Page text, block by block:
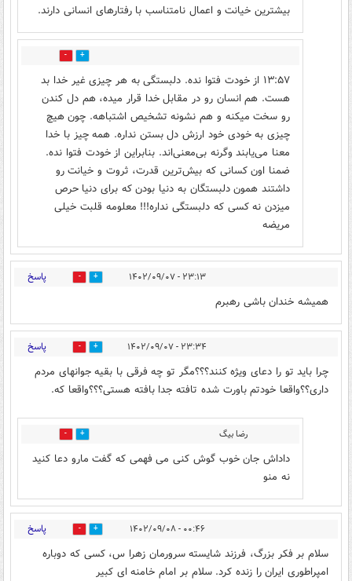
بیشترین خیانت و اعمال نامتناسب با رفتارهای انسانی دارند.
13
۱۳:۵۷ از خودت فتوا نده. دلبستگی به هر چیزی غیر خدا بد
هست. هم انسان رو در مقابل خدا قرار میده، هم دل کندن
رو سخت میکنه و هم نشونه تشخیص اشتباهه. چون هیچ
چیزی به خودی خود ارزش دل بستن نداره. همه چیز با خدا
معنا می‌یابند وگرنه بی‌معنی‌اند. بنابراین از خودت فتوا نده.
ضمنا اون کسانی که بیش‌ترین قدرت، ثروت و خیانت رو
داشتند همون دلبستگان به دنیا بودن که برای دنیا حرص
میزدن نه کسی که دلبستگی نداره!!! معلومه قلبت خیلی
مریضه
۲۳:۱۳ - ۱۴۰۲/۰۹/۰۷ 22 پاسخ
همیشه خندان باشی رهبرم
۲۳:۳۴ - ۱۴۰۲/۰۹/۰۷ 34 پاسخ
چرا باید تو را دعای ویژه کنند؟؟؟مگر تو چه فرقی با بقیه جوانهای مردم
داری؟؟واقعا خودتم باورت شده تافته جدا بافته هستی؟؟؟واقعا که.
رضا بیگ 4
داداش جان خوب گوش کنی می فهمی که گفت مارو دعا کنید
نه منو
۰۰:۴۶ - ۱۴۰۲/۰۹/۰۸ 9 پاسخ
سلام بر فکر بزرگ، فرزند شایسته سرورمان زهرا س، کسی که دوباره
امپراطوری ایران را زنده کرد. سلام بر امام خامنه ای کبیر